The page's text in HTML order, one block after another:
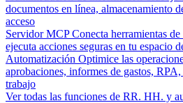
documentos en línea, almacenamiento
acceso
Servidor MCP Conecta herramientas
ejecuta acciones seguras en tu espacio
Automatización Optimice las
aprobaciones, informes de gastos,
trabajo
Ver todas las funciones de RR. HH. y